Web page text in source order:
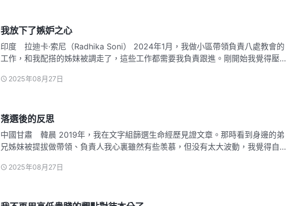
我放下了嫉妒之心
印度 拉迪卡·索尼（Radhika Soni） 2024年1月，我做小區帶領負責八處教會的
工作，和我配搭的姊妹被調走了，這些工作都需要我負責跟進。剛開始我覺得壓力
到了一些路途，知道了怎麽落實安排各項工作。後來教會各項工作都順利…
2025年08月27日
落選後的反思
中國甘肅 韓晨 2019年，我在文字組篩選生命經歷見證文章。那時看到身邊的弟
兄姊妹被提拔做帶領、負責人我心裏雖然有些羡慕，但没有太大波動，我覺得自己
文章，每次選負責人我都没被選上，頂多被選為組長。2023年4月，筱筱姊妹被選
2025年08月27日